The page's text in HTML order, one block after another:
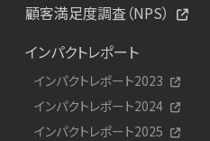
顧客満足度調査（NPS）
インパクトレポート
インパクトレポート2023
インパクトレポート2024
インパクトレポート2025